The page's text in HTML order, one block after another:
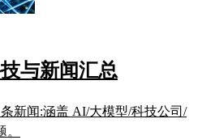
与新闻汇总
新闻:涵盖 AI/大模型/科技公司/